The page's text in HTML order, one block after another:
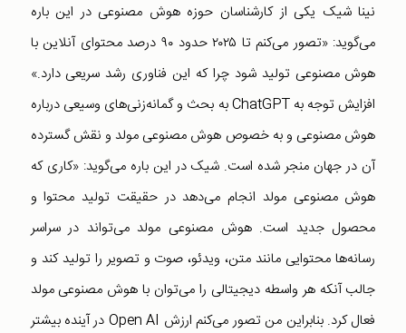
نینا شیک یکی از کارشناسان حوزه هوش مصنوعی در این باره
می‌گوید: «تصور می‌کنم تا ۲۰۲۵ حدود ۹۰ درصد محتوای آنلاین با
هوش مصنوعی تولید شود چرا که این فناوری رشد سریعی دارد.»
افزایش توجه به ChatGPT به بحث و گمانه‌زنی‌های وسیعی درباره
هوش مصنوعی و به خصوص هوش مصنوعی مولد و نقش گسترده
آن در جهان منجر شده است. شیک در این باره می‌گوید: «کاری که
هوش مصنوعی مولد انجام می‌دهد در حقیقت تولید محتوا و
محصول جدید است. هوش مصنوعی مولد می‌تواند در سراسر
رسانه‌ها محتوایی مانند متن، ویدئو، صوت و تصویر را تولید کند و
جالب آنکه هر واسطه دیجیتالی را می‌توان با هوش مصنوعی مولد
فعال کرد. بنابراین من تصور می‌کنم ارزش Open AI در آینده بیشتر